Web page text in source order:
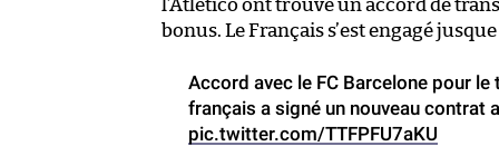
l’Atlético ont trouvé un accord de
bonus. Le Français s’est engagé
Accord avec le FC Barcelone pour le
français a signé un nouveau contrat
pic.twitter.com/TTFPFU7aKU